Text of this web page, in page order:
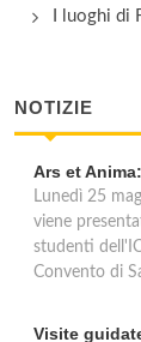
I luoghi di
NOTIZIE
Ars et
Lunedì 25
viene
studenti
Convento di
Visite